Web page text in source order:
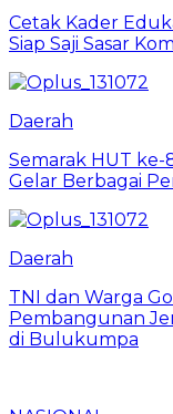
Cetak Kader
Siap Saji Sasar
Daerah
Semarak HUT ke-
Gelar Berbagai
Daerah
TNI dan Warga
Pembangunan
di Bulukumpa